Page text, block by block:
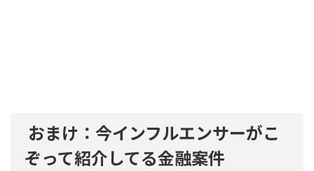
おまけ： 今インフルエンサーがこ
ぞって紹介してる金融案件